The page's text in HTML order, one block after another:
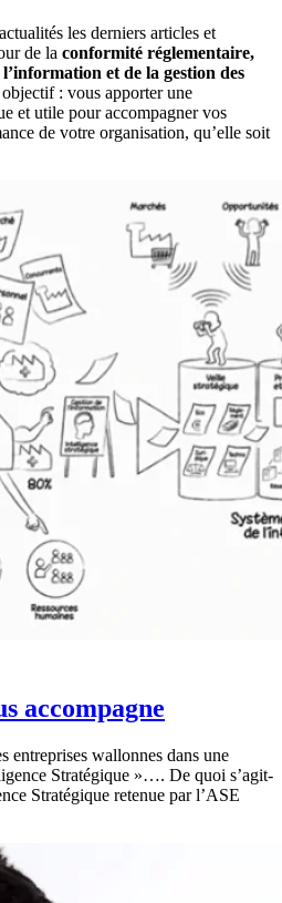
les derniers articles et
de la conformité réglementaire,
et de la gestion des
: vous apporter une
et utile pour accompagner vos
de votre organisation, qu’elle soit
accompagne
entreprises wallonnes dans une
Stratégique »…. De quoi s’agit-
Stratégique retenue par l’ASE